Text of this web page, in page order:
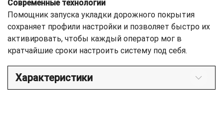
Современные технологии
Помощник запуска укладки дорожного покрытия
сохраняет профили настройки и позволяет быстро их
активировать, чтобы каждый оператор мог в
кратчайшие сроки настроить систему под себя.
Характеристики